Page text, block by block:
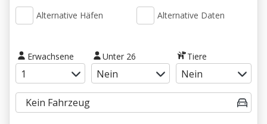
Alternative Häfen Alternative Daten
Erwachsene Unter 26 Tiere